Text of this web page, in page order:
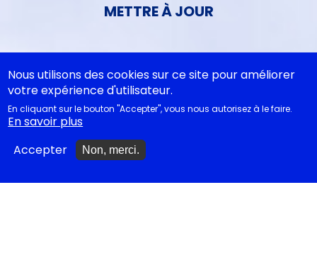
METTRE À JOUR
Ajouter un événement
La lettre des artistes à
EN CLASSE
Nous utilisons des cookies sur ce site pour améliorer
votre expérience d'utilisateur.
En cliquant sur le bouton "Accepter", vous nous autorisez à le faire.
En savoir plus
Accepter
Non, merci.